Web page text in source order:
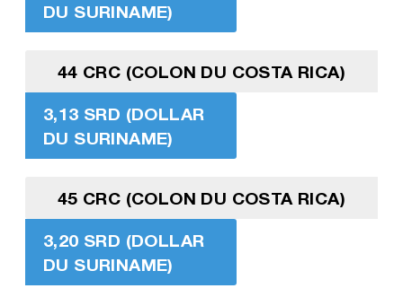
DU SURINAME)
44 CRC (COLON DU COSTA RICA)
3,13 SRD (DOLLAR
DU SURINAME)
45 CRC (COLON DU COSTA RICA)
3,20 SRD (DOLLAR
DU SURINAME)